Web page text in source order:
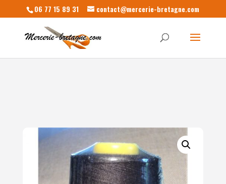
06 77 15 89 31 contact@mercerie-bretagne.com